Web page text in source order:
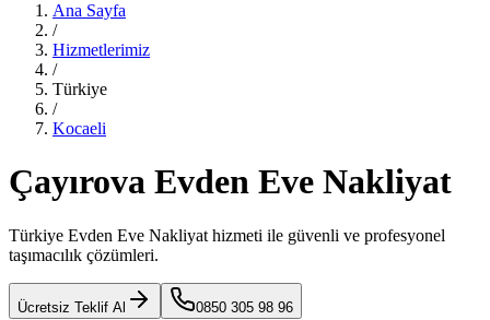
Ana Sayfa
/
Hizmetlerimiz
/
Türkiye
/
Kocaeli
Çayırova Evden Eve Nakliyat
Türkiye Evden Eve Nakliyat hizmeti ile güvenli ve profesyonel
taşımacılık çözümleri.
Ücretsiz Teklif Al 0850 305 98 96